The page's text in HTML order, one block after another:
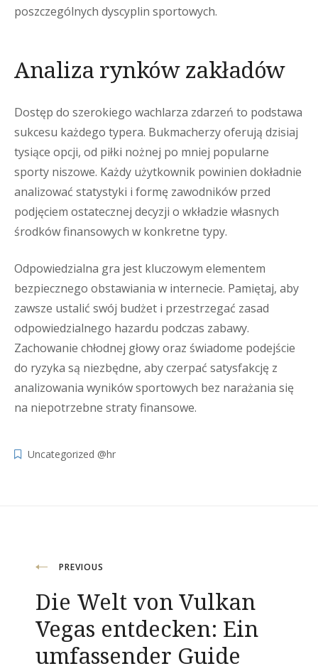
poszczególnych dyscyplin sportowych.
Analiza rynków zakładów
Dostęp do szerokiego wachlarza zdarzeń to podstawa
sukcesu każdego typera. Bukmacherzy oferują dzisiaj
tysiące opcji, od piłki nożnej po mniej popularne
sporty niszowe. Każdy użytkownik powinien dokładnie
analizować statystyki i formę zawodników przed
podjęciem ostatecznej decyzji o wkładzie własnych
środków finansowych w konkretne typy.
Odpowiedzialna gra jest kluczowym elementem
bezpiecznego obstawiania w internecie. Pamiętaj, aby
zawsze ustalić swój budżet i przestrzegać zasad
odpowiedzialnego hazardu podczas zabawy.
Zachowanie chłodnej głowy oraz świadome podejście
do ryzyka są niezbędne, aby czerpać satysfakcję z
analizowania wyników sportowych bez narażania się
na niepotrzebne straty finansowe.
Uncategorized @hr
Navigacija
objava
PREVIOUS
Die Welt von Vulkan
Vegas entdecken: Ein
umfassender Guide